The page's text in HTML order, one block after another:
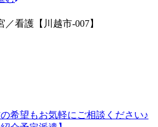
看護【川越市-007】
希望もお気軽にご相談ください♪